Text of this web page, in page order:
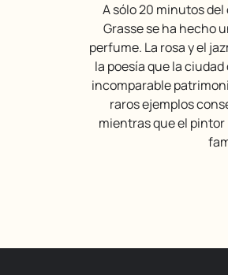
A sólo 20 minutos del camping Les Pinèdes, en Provenza,
Grasse se ha hecho
perfume. La rosa y el
la poesía que la
incomparable
raros ejemplos
mientras que el pintor